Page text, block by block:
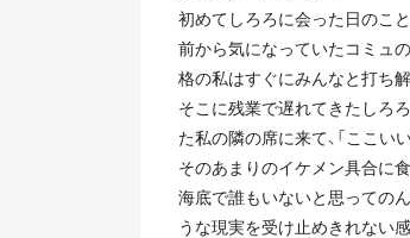
初めてしろろに会った日のこ
前から気になっていたコミュ
格の私はすぐにみんなと打ち
そこに残業で遅れてきたしろ
た私の隣の席に来て、「ここい
そのあまりのイケメン具合に
海底で誰もいないと思っての
うな現実を受け止めきれない